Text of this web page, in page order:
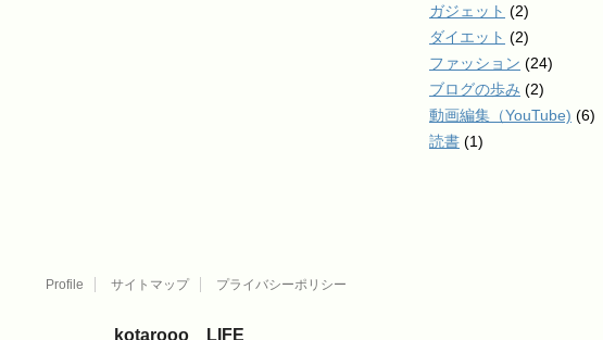
ガジェット (2)
ダイエット (2)
ファッション (24)
ブログの歩み (2)
動画編集（YouTube) (6)
読書 (1)
Profile サイトマップ プライバシーポリシー
kotarooo LIFE